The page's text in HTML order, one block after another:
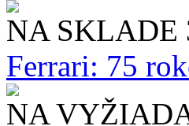
NA SKLADE
Ferrari: 75
NA